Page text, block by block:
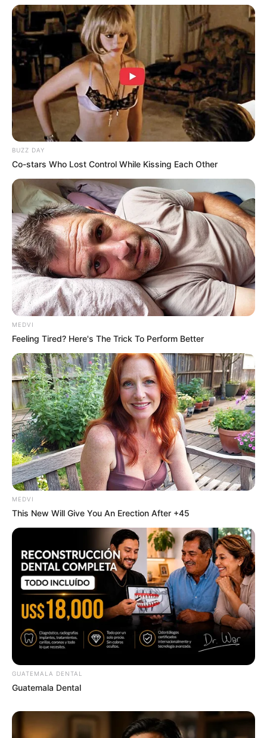
เนื้อหาที่ได้รับการโปรโมต
Gina Carano Finally Admits What Some Suspected
All Along
BRAINBERRIES
Her Story Isn't What You Think—You''ll Be Surprised
BRAINBERRIES
Did They Lie To Us In This Movie?
BRAINBERRIES
Some Moments Got Out Of Control Quickly
BRAINBERRIES
BUZZ DAY
Co-stars Who Lost Control While Kissing Each Other
MEDVI
Feeling Tired? Here's The Trick To Perform Better
MEDVI
This New Will Give You An Erection After +45
GUATEMALA DENTAL
Guatemala Dental